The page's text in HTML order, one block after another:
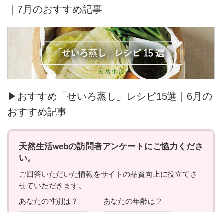
｜7月のおすすめ記事
▶おすすめ「せいろ蒸し」レシピ15選｜6月の
おすすめ記事